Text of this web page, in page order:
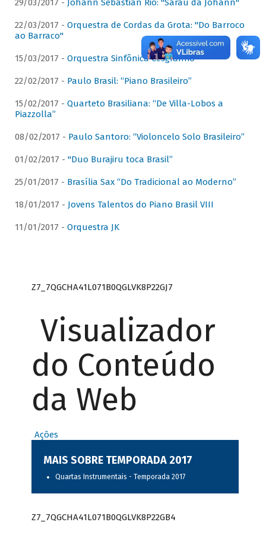
29/03/2017 - Johann Sebastian Rio: "Sarau da Johann"
22/03/2017 - Orquestra de Cordas da Grota: "Do Barroco
ao Barraco"
15/03/2017 - Orquestra Sinfônica Cesgranrio
22/02/2017 - Paulo Brasil: “Piano Brasileiro”
15/02/2017 - Quarteto Brasiliana: “De Villa-Lobos a
Piazzolla”
08/02/2017 - Paulo Santoro: “Violoncelo Solo Brasileiro”
01/02/2017 - "Duo Burajiru toca Brasil”
25/01/2017 - Brasília Sax “Do Tradicional ao Moderno”
18/01/2017 - Jovens Talentos do Piano Brasil VIII
11/01/2017 - Orquestra JK
Z7_7QGCHA41L071B0QGLVK8P22GJ7
Visualizador
do Conteúdo
da Web
Ações
MAIS SOBRE TEMPORADA 2017
Quartas Instrumentais - Temporada 2017
Z7_7QGCHA41L071B0QGLVK8P22GB4